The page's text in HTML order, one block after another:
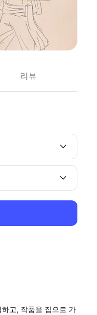
리뷰
고, 작품을 집으로 가